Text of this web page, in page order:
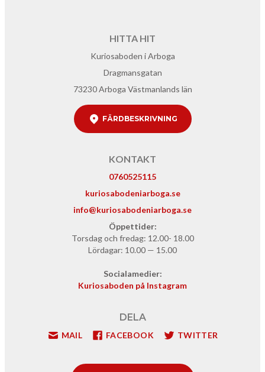
HITTA HIT
Kuriosaboden i Arboga
Dragmansgatan
73230 Arboga Västmanlands län
FÄRDBESKRIVNING
KONTAKT
0760525115
kuriosabodeniarboga.se
info@kuriosabodeniarboga.se
Öppet­tider:
Tors­dag och fredag: 12.00- 18.00
Lörda­gar: 10.00 — 15.00
Socialame­di­er:
Kurios­a­bo­den på Instagram
DELA
MAIL FACEBOOK TWITTER